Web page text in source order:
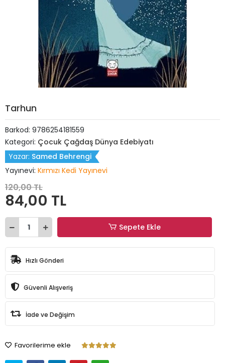
Tarhun
Barkod: 9786254181559
Kategori: Çocuk Çağdaş Dünya Edebiyatı
Yazar: Samed Behrengi
Yayınevi: Kırmızı Kedi Yayınevi
120,00 TL
84,00 TL
Sepete Ekle
Hızlı Gönderi
Güvenli Alışveriş
İade ve Değişim
Favorilerime ekle